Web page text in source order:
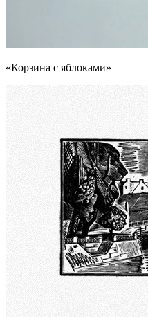
«Корзина с яблоками»